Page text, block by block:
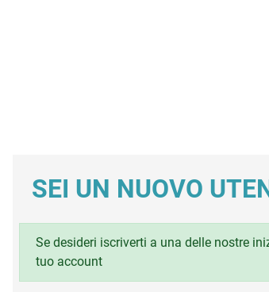
SEI UN NUOVO
Se desideri iscriverti a una delle nostre
tuo account